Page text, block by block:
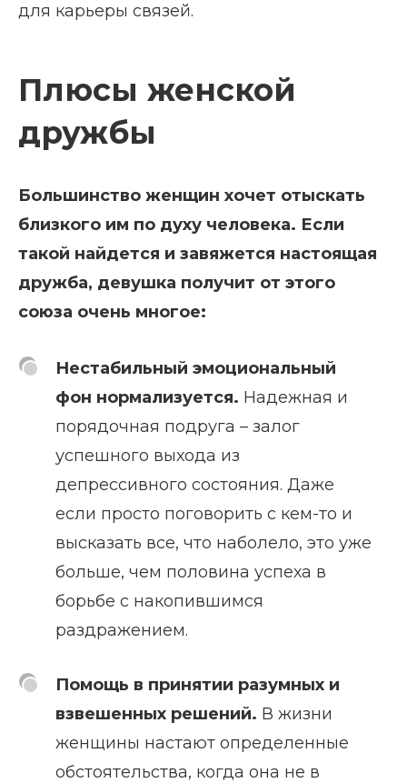
для карьеры связей.
Плюсы женской
дружбы
Большинство женщин хочет отыскать
близкого им по духу человека. Если
такой найдется и завяжется настоящая
дружба, девушка получит от этого
союза очень многое:
Нестабильный эмоциональный
фон нормализуется. Надежная и
порядочная подруга – залог
успешного выхода из
депрессивного состояния. Даже
если просто поговорить с кем-то и
высказать все, что наболело, это уже
больше, чем половина успеха в
борьбе с накопившимся
раздражением.
Помощь в принятии разумных и
взвешенных решений. В жизни
женщины настают определенные
обстоятельства, когда она не в